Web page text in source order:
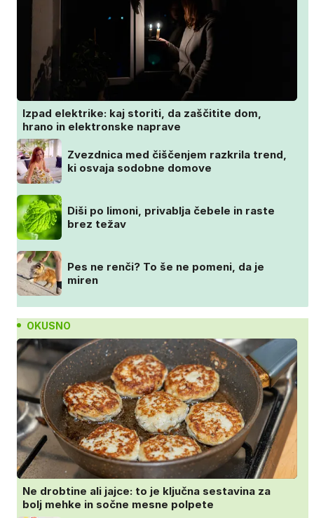
Izpad elektrike: kaj storiti, da zaščitite dom,
hrano in elektronske naprave
Zvezdnica med čiščenjem razkrila trend,
ki osvaja sodobne domove
Diši po limoni, privablja čebele in raste
brez težav
Pes ne renči? To še ne pomeni, da je
miren
OKUSNO
Ne drobtine ali jajce: to je ključna sestavina za
bolj mehke in sočne mesne polpete